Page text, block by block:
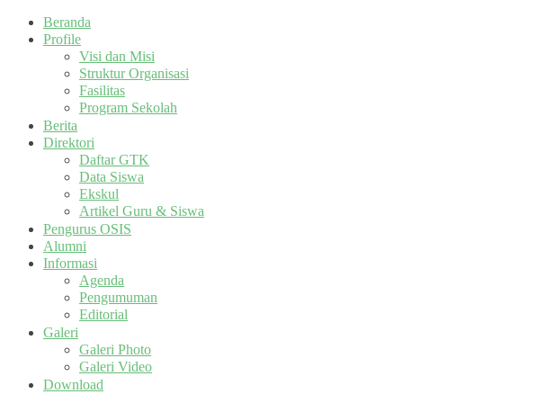
Beranda
Profile
Visi dan Misi
Struktur Organisasi
Fasilitas
Program Sekolah
Berita
Direktori
Daftar GTK
Data Siswa
Ekskul
Artikel Guru & Siswa
Pengurus OSIS
Alumni
Informasi
Agenda
Pengumuman
Editorial
Galeri
Galeri Photo
Galeri Video
Download